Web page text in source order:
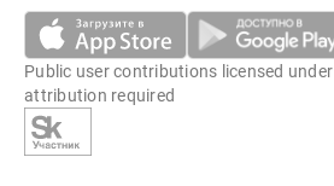
Public user contributions licensed
attribution required